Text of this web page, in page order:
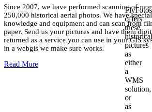
Since 2007, we have performed scanning of
250,000 historical aerial photos. We have
knowledge and equipment and can scan from
paper. Send us your pictures and have them
returned as a service you can use in your GIS
in a webgis we make sure works.
Read More
offers
these
historical
pictures
as
either
a
WMS
solution,
or
as